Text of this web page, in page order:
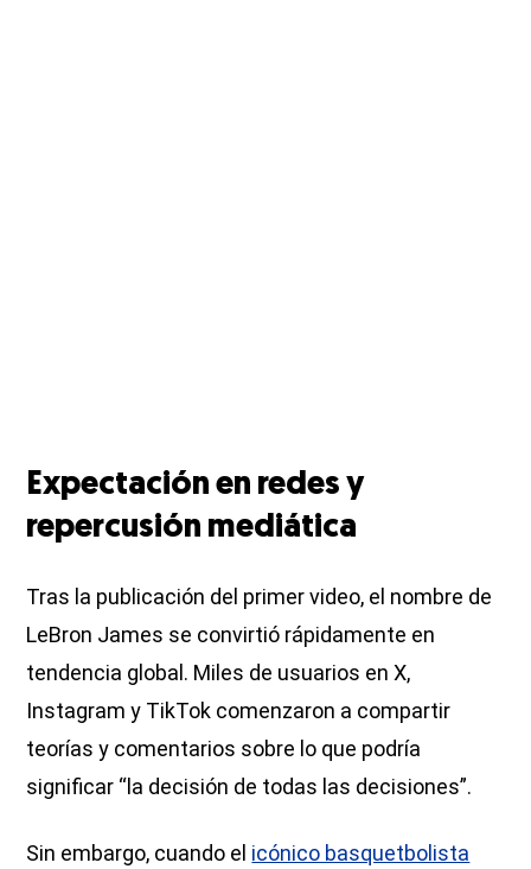
Expectación en redes y
repercusión mediática
Tras la publicación del primer video, el nombre de
LeBron James se convirtió rápidamente en
tendencia global. Miles de usuarios en X,
Instagram y TikTok comenzaron a compartir
teorías y comentarios sobre lo que podría
significar “la decisión de todas las decisiones”.
Sin embargo, cuando el icónico basquetbolista